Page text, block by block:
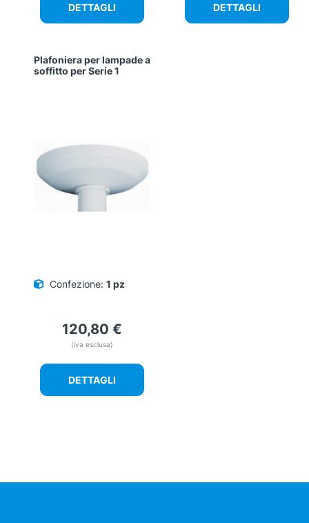
DETTAGLI DETTAGLI
Plafoniera per lampade a
soffitto per Serie 1
Confezione: 1 pz
120,80 €
(iva esclusa)
DETTAGLI